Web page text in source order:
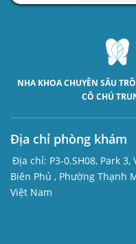
NHA KHOA CHUYÊN SÂU
CÔ CHÚ
Địa chỉ phòng khám
Địa chỉ: P3-0.SH08, Park
Biên Phủ , Phường Thạnh
Việt Nam